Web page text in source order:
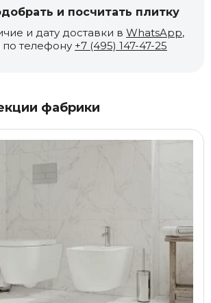
и посчитать плитку
и дату доставки в WhatsApp,
по телефону +7 (495) 147-47-25
фабрики